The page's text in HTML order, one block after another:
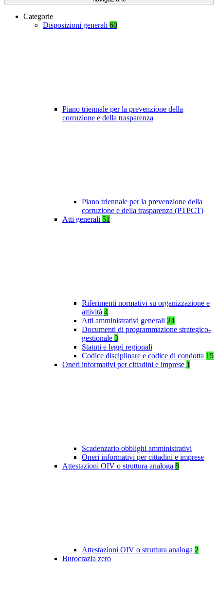
Categorie
Disposizioni generali 60
Piano triennale per la prevenzione della
corruzione e della trasparenza
Piano triennale per la prevenzione della
corruzione e della trasparenza (PTPCT)
Atti generali 51
Riferimenti normativi su organizzazione e
attività 4
Atti amministrativi generali 24
Documenti di programmazione strategico-
gestionale 3
Statuti e leggi regionali
Codice disciplinare e codice di condotta 15
Oneri informativi per cittadini e imprese 1
Scadenzario obblighi amministrativi
Oneri informativi per cittadini e imprese
Attestazioni OIV o struttura analoga 8
Attestazioni OIV o struttura analoga 2
Burocrazia zero